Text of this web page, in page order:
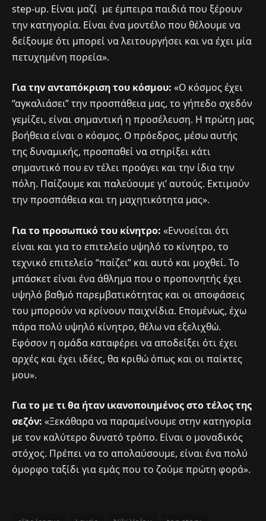
step-up. Είναι μαζί με έμπειρα παιδιά που ξέρουν
την κατηγορία. Είναι ένα μοντέλο που θέλουμε να
δείξουμε ότι μπορεί να λειτουργήσει και να έχει μία
πετυχημένη πορεία».
Για την ανταπόκριση του κόσμου: «Ο κόσμος έχει
“αγκαλιάσει” την προσπάθεια μας, το γήπεδο σχεδόν
γεμίζει, είναι σημαντική η προσέλευση. Η πρώτη μας
βοήθεια είναι ο κόσμος. Ο πρόεδρος, μέσω αυτής
της δυναμικής, προσπαθεί να στηρίξει κάτι
σημαντικό που εν τέλει προάγει και την ίδια την
πόλη. Παίζουμε και παλεύουμε γι’ αυτούς. Εκτιμούν
την προσπάθεια και τη μαχητικότητα μας».
Για το προσωπικό του κίνητρο: «Εννοείται ότι
είναι και για το επιτελείο υψηλό το κίνητρο, το
τεχνικό επιτελείο “παίζει” και αυτό και μοχθεί. Το
μπάσκετ είναι ένα άθλημα που ο προπονητής έχει
υψηλό βαθμό παρεμβατικότητας και οι αποφάσεις
του μπορούν να κρίνουν παιχνίδια. Επομένως, έχω
πάρα πολύ υψηλό κίνητρο, θέλω να εξελιχθώ.
Εφόσον η ομάδα καταφέρει να αποδείξει ότι έχει
αρχές και έχει ιδέες, θα κριθώ όπως και οι παίκτες
μου».
Για το με τι θα ήταν ικανοποιημένος στο τέλος της
σεζόν: «Ξεκάθαρα να παραμείνουμε στην κατηγορία
με τον καλύτερο δυνατό τρόπο. Είναι ο μοναδικός
στόχος. Πρέπει να το απολαύσουμε, είναι ένα πολύ
όμορφο ταξίδι για εμάς που το ζούμε πρώτη φορά».